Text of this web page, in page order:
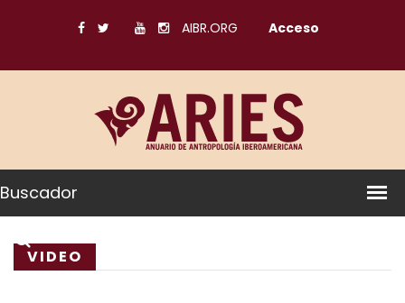
AIBR.ORG Acceso
Buscador
VIDEO